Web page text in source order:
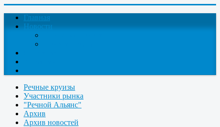
Главная
Новости
Речные круизы
Участники рынка
"Речной Альянс"
Архив
Архив новостей